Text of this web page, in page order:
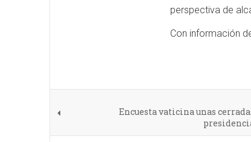
perspectiva de
Con información
Encuesta vaticina unas